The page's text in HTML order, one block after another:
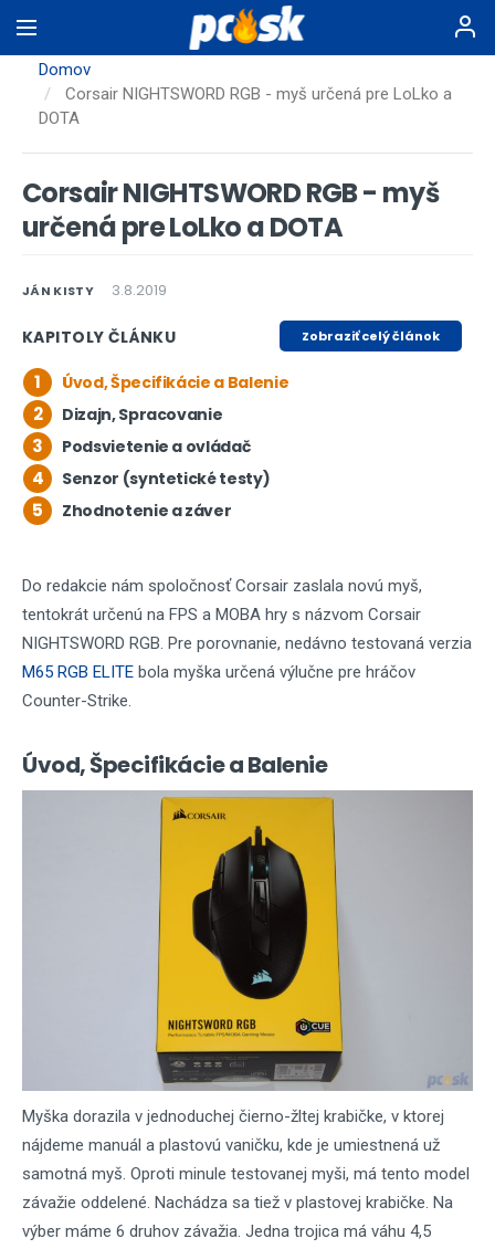
na
hlavnýDomov
Corsair NIGHTSWORD RGB - myš určená pre LoLko a
DOTA
Corsair NIGHTSWORD RGB - myš
určená pre LoLko a DOTA
JÁN KISTY 3.8.2019
KAPITOLY ČLÁNKU Zobraziť celý článok
1 Úvod, Špecifikácie a Balenie
2 Dizajn, Spracovanie
3 Podsvietenie a ovládač
4 Senzor (syntetické testy)
5 Zhodnotenie a záver
Do redakcie nám spoločnosť Corsair zaslala novú myš,
tentokrát určenú na FPS a MOBA hry s názvom Corsair
NIGHTSWORD RGB. Pre porovnanie, nedávno testovaná verzia
M65 RGB ELITE bola myška určená výlučne pre hráčov
Counter-Strike.
Úvod, Špecifikácie a Balenie
Myška dorazila v jednoduchej čierno-žltej krabičke, v ktorej
nájdeme manuál a plastovú vaničku, kde je umiestnená už
samotná myš. Oproti minule testovanej myši, má tento model
závažie oddelené. Nachádza sa tiež v plastovej krabičke. Na
výber máme 6 druhov závažia. Jedna trojica má váhu 4,5